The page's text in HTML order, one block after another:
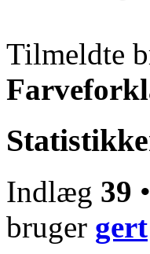
Tilmeldte
Indlæg 39
bruger gert